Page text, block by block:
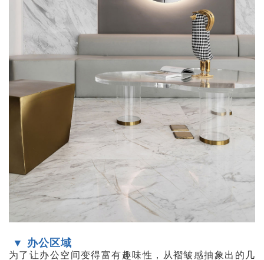
▼ 办公区域
为了让办公空间变得富有趣味性，从褶皱感抽象出的几